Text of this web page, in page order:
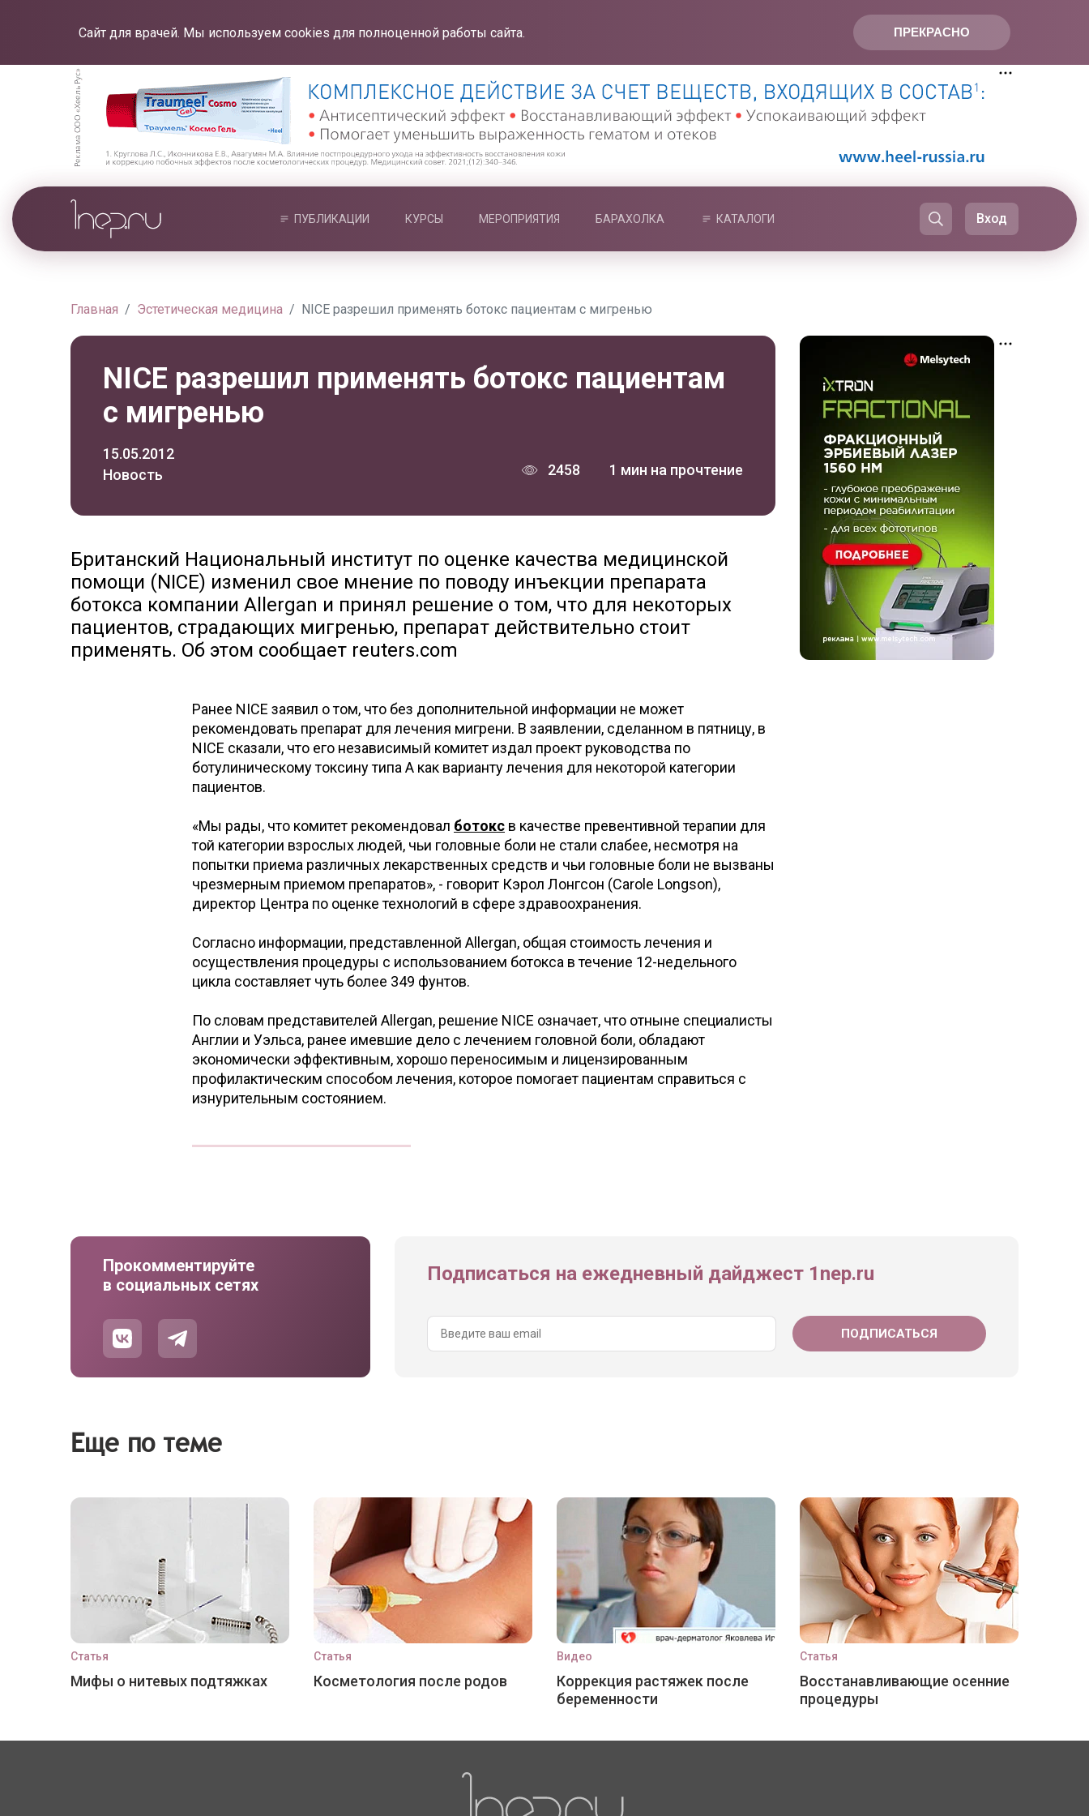
ПРЕКРАСНО
Сайт для врачей. Мы используем cookies для полноценной работы сайта.
ПУБЛИКАЦИИ КУРСЫ МЕРОПРИЯТИЯ БАРАХОЛКА КАТАЛОГИ Вход
Главная Эстетическая медицина NICE разрешил применять ботокс пациентам с мигренью
NICE разрешил применять ботокс пациентам
с мигренью
15.05.2012
Новость
2458 1 мин на прочтение
Британский Национальный институт по оценке качества медицинской
помощи (NICE) изменил свое мнение по поводу инъекции препарата
ботокса компании Allergan и принял решение о том, что для некоторых
пациентов, страдающих мигренью, препарат действительно стоит
применять. Об этом сообщает reuters.com
Ранее NICE заявил о том, что без дополнительной информации не может
рекомендовать препарат для лечения мигрени. В заявлении, сделанном в пятницу, в
NICE сказали, что его независимый комитет издал проект руководства по
ботулиническому токсину типа А как варианту лечения для некоторой категории
пациентов.
«Мы рады, что комитет рекомендовал ботокс в качестве превентивной терапии для
той категории взрослых людей, чьи головные боли не стали слабее, несмотря на
попытки приема различных лекарственных средств и чьи головные боли не вызваны
чрезмерным приемом препаратов», - говорит Кэрол Лонгсон (Carole Longson),
директор Центра по оценке технологий в сфере здравоохранения.
Согласно информации, представленной Allergan, общая стоимость лечения и
осуществления процедуры с использованием ботокса в течение 12-недельного
цикла составляет чуть более 349 фунтов.
По словам представителей Allergan, решение NICE означает, что отныне специалисты
Англии и Уэльса, ранее имевшие дело с лечением головной боли, обладают
экономически эффективным, хорошо переносимым и лицензированным
профилактическим способом лечения, которое помогает пациентам справиться с
изнурительным состоянием.
Прокомментируйте
в социальных сетях
Подписаться на ежедневный дайджест 1nep.ru
Еще по теме
Статья
Мифы о нитевых подтяжках
Статья
Косметология после родов
Видео
Коррекция растяжек после
беременности
Статья
Восстанавливающие осенние
процедуры